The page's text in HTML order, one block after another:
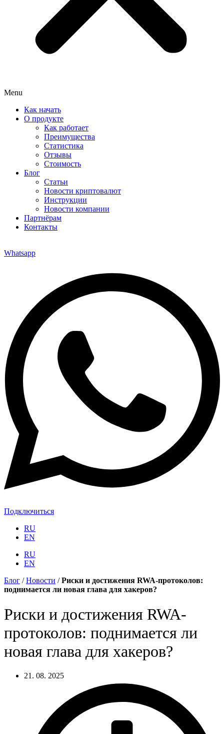
Menu
Как начать
О продукте
Как работает
Преимущества
Статистика
Отзывы
Стоимость
Блог
Статьи
Новости криптовалют
Инструкции
Новости компании
Партнёрам
Контакты
Whatsapp
Подключиться
RU
EN
RU
EN
Блог /Новости /Риски и достижения RWA-протоколов:
поднимается ли новая глава для хакеров?
Риски и достижения RWA-
протоколов: поднимается ли
новая глава для хакеров?
21. 08. 2025